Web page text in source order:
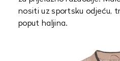
nositi uz sportsku odjeću,
poput haljina.